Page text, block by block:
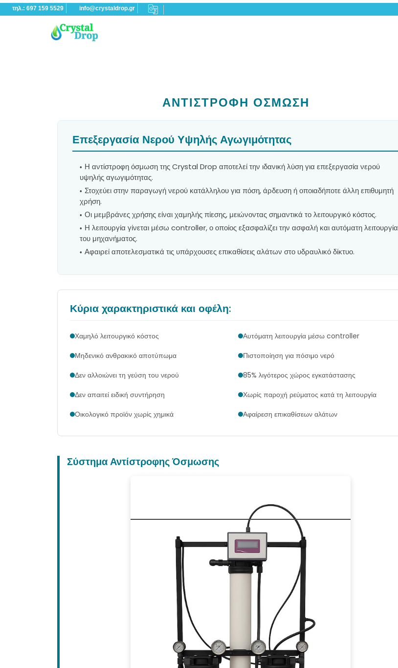
τηλ.: 697 159 5529 info@crystaldrop.gr
ΑΝΤΙΣΤΡΟΦΗ ΟΣΜΩΣΗ
Επεξεργασία Νερού Υψηλής Αγωγιμότητας
Η αντίστροφη όσμωση της Crystal Drop αποτελεί την ιδανική λύση για επεξεργασία νερού
υψηλής αγωγιμότητας.
Στοχεύει στην παραγωγή νερού κατάλληλου για πόση, άρδευση ή οποιαδήποτε άλλη επιθυμητή
χρήση.
Οι μεμβράνες χρήσης είναι χαμηλής πίεσης, μειώνοντας σημαντικά το λειτουργικό κόστος.
Η λειτουργία γίνεται μέσω controller, ο οποίος εξασφαλίζει την ασφαλή και αυτόματη λειτουργία
του μηχανήματος.
Αφαιρεί αποτελεσματικά τις υπάρχουσες επικαθίσεις αλάτων στο υδραυλικό δίκτυο.
Κύρια χαρακτηριστικά και οφέλη:
Χαμηλό λειτουργικό κόστος
Αυτόματη λειτουργία μέσω controller
Μηδενικό ανθρακικό αποτύπωμα
Πιστοποίηση για πόσιμο νερό
Δεν αλλοιώνει τη γεύση του νερού
85% λιγότερος χώρος εγκατάστασης
Δεν απαιτεί ειδική συντήρηση
Χωρίς παροχή ρεύματος κατά τη λειτουργία
Οικολογικό προϊόν χωρίς χημικά
Αφαίρεση επικαθίσεων αλάτων
Σύστημα Αντίστροφης Όσμωσης